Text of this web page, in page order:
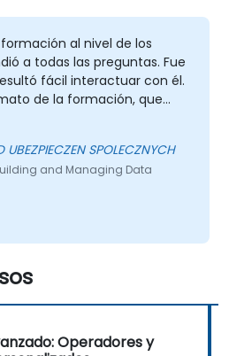
al nivel de los
a todas las preguntas. Fue
fácil interactuar con él.
de la formación, que
prácticos. En general, fue
y bien organizada.
SPOLECZNYCH
and Managing Data
Operadores y